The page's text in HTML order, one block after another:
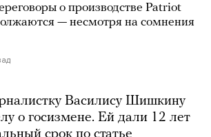
о производстве Patriot
— несмотря на сомнения
Василису Шишкину
о госизмене. Ей дали 12 лет
срок по статье